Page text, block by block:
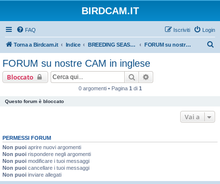
BIRDCAM.IT
FAQ Login
Iscriviti
Torna a Birdcam.it Indice BREEDING SEASON 2010 FORUM su nostre CAM in inglese
FORUM su nostre CAM in inglese
Bloccato Cerca
0 argomenti • Pagina 1 di 1
Questo forum è bloccato
Vai a
PERMESSI FORUM
Non puoi aprire nuovi argomenti
Non puoi rispondere negli argomenti
Non puoi modificare i tuoi messaggi
Non puoi cancellare i tuoi messaggi
Non puoi inviare allegati